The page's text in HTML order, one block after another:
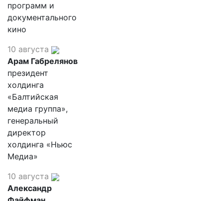
программ и
документального
кино
10 августа
Арам Габрелянов
президент
холдинга
«Балтийская
медиа группа»,
генеральный
директор
холдинга «Ньюс
Медиа»
10 августа
Александр